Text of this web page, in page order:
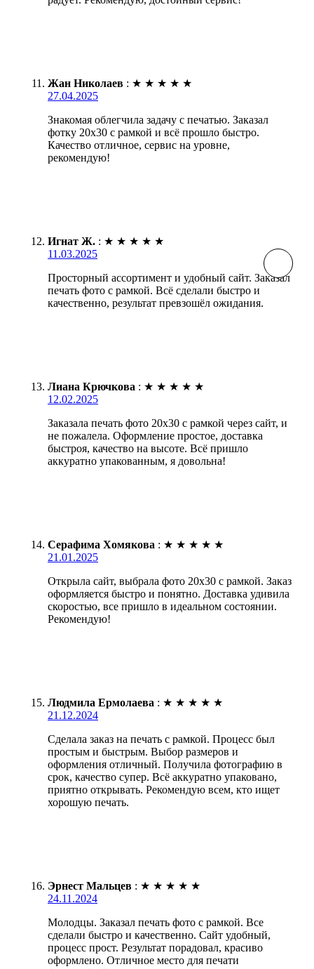
Жан Николаев : ★ ★ ★ ★ ★
27.04.2025
Знакомая облегчила задачу с печатью. Заказал
фотку 20х30 с рамкой и всё прошло быстро.
Качество отличное, сервис на уровне,
рекомендую!
Игнат Ж. : ★ ★ ★ ★ ★
11.03.2025
Просторный ассортимент и удобный сайт. Заказал
печать фото с рамкой. Всё сделали быстро и
качественно, результат превзошёл ожидания.
Лиана Крючкова : ★ ★ ★ ★ ★
12.02.2025
Заказала печать фото 20х30 с рамкой через сайт, и
не пожалела. Оформление простое, доставка
быстроя, качество на высоте. Всё пришло
аккуратно упакованным, я довольна!
Серафима Хомякова : ★ ★ ★ ★ ★
21.01.2025
Открыла сайт, выбрала фото 20х30 с рамкой. Заказ
оформляется быстро и понятно. Доставка удивила
скоростью, все пришло в идеальном состоянии.
Рекомендую!
Людмила Ермолаева : ★ ★ ★ ★ ★
21.12.2024
Сделала заказ на печать с рамкой. Процесс был
простым и быстрым. Выбор размеров и
оформления отличный. Получила фотографию в
срок, качество супер. Всё аккуратно упаковано,
приятно открывать. Рекомендую всем, кто ищет
хорошую печать.
Эрнест Мальцев : ★ ★ ★ ★ ★
24.11.2024
Молодцы. Заказал печать фото с рамкой. Все
сделали быстро и качественно. Сайт удобный,
процесс прост. Результат порадовал, красиво
оформлено. Отличное место для печати